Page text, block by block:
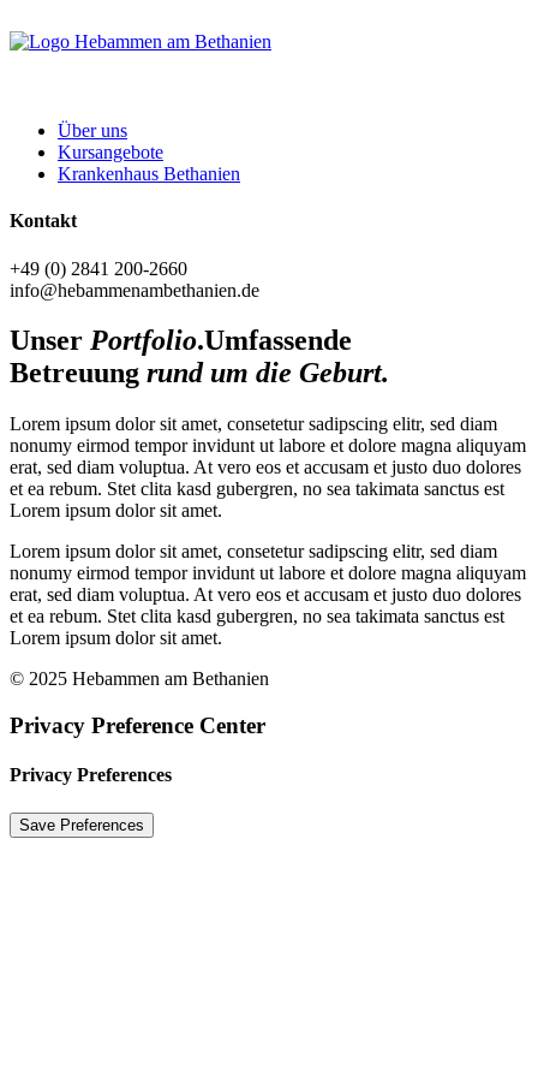
Über uns
Kursangebote
Krankenhaus Bethanien
Kontakt
+49 (0) 2841 200-2660
info@hebammenambethanien.de
Unser Portfolio.Umfassende
Betreuung rund um die Geburt.
Lorem ipsum dolor sit amet, consetetur sadipscing elitr, sed diam
nonumy eirmod tempor invidunt ut labore et dolore magna aliquyam
erat, sed diam voluptua. At vero eos et accusam et justo duo dolores
et ea rebum. Stet clita kasd gubergren, no sea takimata sanctus est
Lorem ipsum dolor sit amet.
Lorem ipsum dolor sit amet, consetetur sadipscing elitr, sed diam
nonumy eirmod tempor invidunt ut labore et dolore magna aliquyam
erat, sed diam voluptua. At vero eos et accusam et justo duo dolores
et ea rebum. Stet clita kasd gubergren, no sea takimata sanctus est
Lorem ipsum dolor sit amet.
© 2025 Hebammen am Bethanien
Privacy Preference Center
Privacy Preferences